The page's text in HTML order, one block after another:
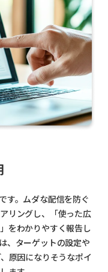
す。ムダな配信を防ぐ
リングし、「使った広
をわかりやすく報告し
、ターゲットの設定や
原因になりそうなポイ